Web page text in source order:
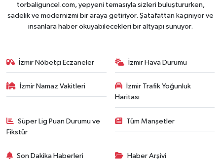
torbaliguncel.com, yepyeni temasıyla sizleri buluştururken,
sadelik ve modernizmi bir araya getiriyor. Şatafattan kaçınıyor ve
insanlara haber okuyabilecekleri bir altyapı sunuyor.
İzmir Nöbetçi Eczaneler İzmir Hava Durumu
İzmir Namaz Vakitleri
İzmir Trafik Yoğunluk
Haritası
Süper Lig Puan Durumu ve
Fikstür
Tüm Manşetler
Son Dakika Haberleri Haber Arşivi